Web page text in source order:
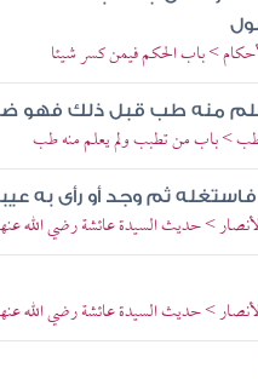
> باب الحكم فيمن كسر شيئا
منه طب قبل ذلك فهو
> باب من تطبب ولم يعلم منه طب
فاستغله ثم وجد أو رأى به
> حديث السيدة عائشة رضي الله
> حديث السيدة عائشة رضي الله